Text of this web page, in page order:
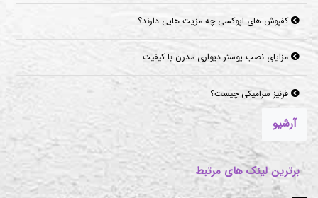
کفپوش های اپوکسی چه مزیت هایی دارند؟
مزایای نصب پوستر دیواری مدرن با کیفیت
قرنیز سرامیکی چیست؟
آرشیو
برترین لینک های مرتبط